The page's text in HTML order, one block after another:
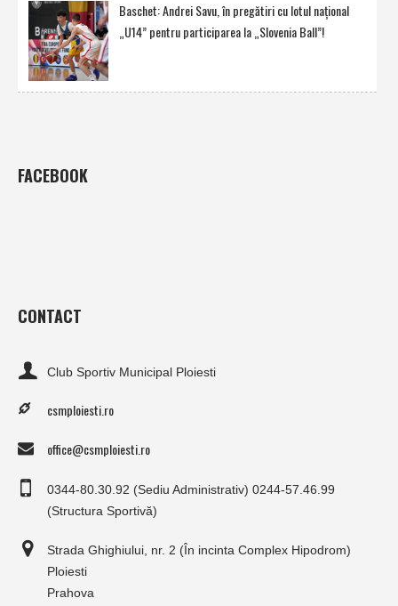
Baschet: Andrei Savu, în pregătiri cu lotul naţional
„U14” pentru participarea la „Slovenia Ball”!
FACEBOOK
CONTACT
Club Sportiv Municipal Ploiesti
csmploiesti.ro
office@csmploiesti.ro
0344-80.30.92 (Sediu Administrativ) 0244-57.46.99
(Structura Sportivă)
Strada Ghighiului, nr. 2 (În incinta Complex Hipodrom)
Ploiesti
Prahova